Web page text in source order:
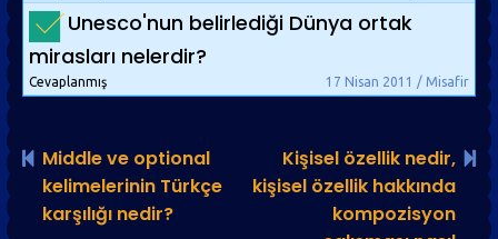
Unesco'nun belirlediği Dünya ortak
mirasları nelerdir?
17 Nisan 2011 / Misafir
Cevaplanmış
Middle ve optional
kelimelerinin Türkçe
karşılığı nedir?
Kişisel özellik nedir,
kişisel özellik hakkında
kompozisyon